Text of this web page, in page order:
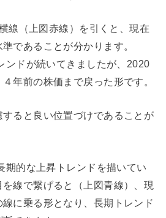
線（上図赤線）を引くと、現在
であることが分かります。
ンドが続いてきましたが、2020
年前の株価まで戻った形です。
すると良い位置づけであることが
期的な上昇トレンドを描いてい
線で繋げると（上図青線）、現
に乗る形となり、長期トレンド